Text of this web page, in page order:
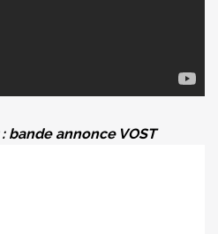
bande annonce VOST